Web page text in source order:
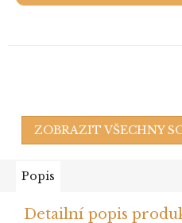
ZOBRAZIT VŠECHNY
Popis
Detailní popis